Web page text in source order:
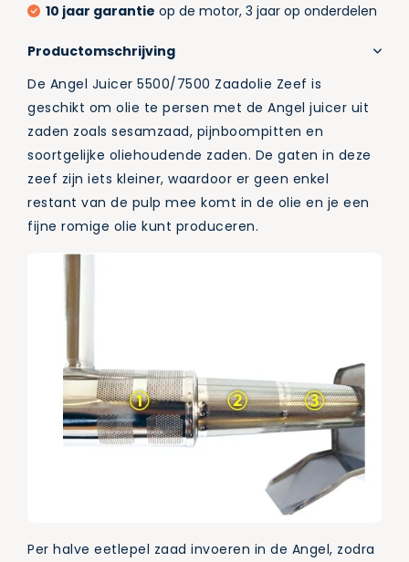
10 jaar garantie op de motor, 3 jaar op onderdelen
Productomschrijving
De Angel Juicer 5500/7500 Zaadolie Zeef is
geschikt om olie te persen met de Angel juicer uit
zaden zoals sesamzaad, pijnboompitten en
soortgelijke oliehoudende zaden. De gaten in deze
zeef zijn iets kleiner, waardoor er geen enkel
restant van de pulp mee komt in de olie en je een
fijne romige olie kunt produceren.
Per halve eetlepel zaad invoeren in de Angel, zodra